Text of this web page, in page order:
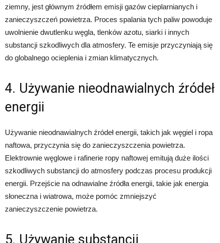
ziemny, jest głównym źródłem emisji gazów cieplarnianych i
zanieczyszczeń powietrza. Proces spalania tych paliw powoduje
uwolnienie dwutlenku węgla, tlenków azotu, siarki i innych
substancji szkodliwych dla atmosfery. Te emisje przyczyniają się
do globalnego ocieplenia i zmian klimatycznych.
4. Używanie nieodnawialnych źródeł
energii
Używanie nieodnawialnych źródeł energii, takich jak węgiel i ropa
naftowa, przyczynia się do zanieczyszczenia powietrza.
Elektrownie węglowe i rafinerie ropy naftowej emitują duże ilości
szkodliwych substancji do atmosfery podczas procesu produkcji
energii. Przejście na odnawialne źródła energii, takie jak energia
słoneczna i wiatrowa, może pomóc zmniejszyć
zanieczyszczenie powietrza.
5. Używanie substancji